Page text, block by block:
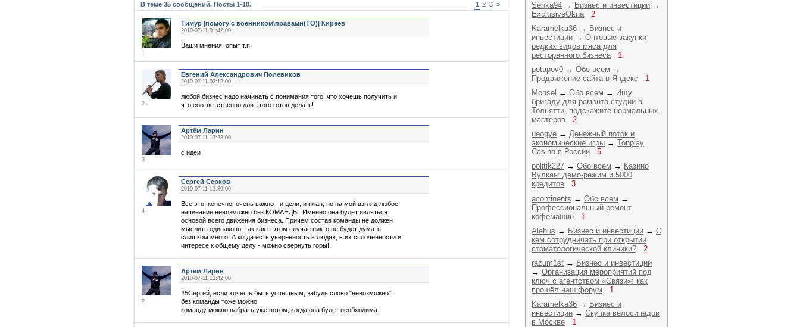
Senka94 → Бизнес и инвестиции →
ExclusiveOkna
2
Karamelka36 → Бизнес и
инвестиции → Оптовые закупки
редких видов мяса для
ресторанного бизнеса
1
potapov0 → Обо всем →
Продвижение сайта в Яндекс
1
Monsel → Обо всем → Ищу
бригаду для ремонта студии в
Тольятти, подскажите нормальных
мастеров
2
ueogye → Денежный поток и
экономические игры → Tonplay
Casino в России
5
politik227 → Обо всем → Казино
Вулкан: демо-режим и 5000
кредитов
3
acontinents → Обо всем →
Профессиональный ремонт
кофемашин
1
Alehus → Бизнес и инвестиции → С
кем сотрудничать при открытии
стоматологической клиники?
2
razum1st → Бизнес и инвестиции
→ Организация мероприятий под
ключ с агентством «Связи»: как
прошёл наш форум
1
Karamelka36 → Бизнес и
инвестиции → Скупка велосипедов
в Москве
1
В теме 35 сообщений. Посты 1-10. 1 2 3 »
1
Тимур |помогу с военником\правами(ТО)| Киреев
2010-07-11 01:42:00
Ваши мнения, опыт т.п.
2
Евгений Александрович Полевиков
2010-07-11 02:12:00
любой бизнес надо начинать с понимания того, что хочешь получить и
что соответственно для этого готов делать!
3
Артём Ларин
2010-07-11 13:28:00
с идеи
4
Сергей Серков
2010-07-11 13:39:00
Все это, конечно, очень важно - и цели, и план, но на мой взгляд любое
начинание невозможно без КОМАНДЫ. Именно она будет являться
основой всего движения бизнеса. Причем состав команды не должен
мыслить одинаково, так как в этом случае никто не будет думать
слишком много. А когда есть уверенность в людях, в их сплоченности и
интересе к общему делу - можно свернуть горы!!!
5
Артём Ларин
2010-07-11 13:42:00
#5Сергей, если хочешь быть успешным, забудь слово "невозможно",
без команды тоже можно
команду можно набрать уже потом, когда она будет необходима